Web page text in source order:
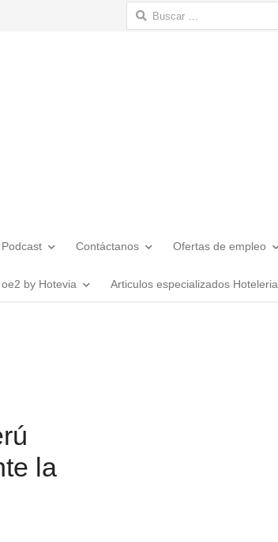
Buscar:
Contáctanos Ofertas de empleo
oe2 by Hotevia Articulos especializados Hoteleria
la